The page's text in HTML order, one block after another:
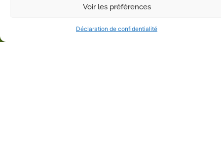
Voir les préférences
Déclaration de confidentialité